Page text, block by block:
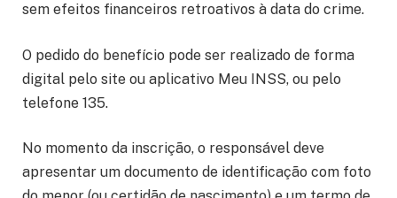
sem efeitos financeiros retroativos à data do crime.
O pedido do benefício pode ser realizado de forma
digital pelo site ou aplicativo Meu INSS, ou pelo
telefone 135.
No momento da inscrição, o responsável deve
apresentar um documento de identificação com foto